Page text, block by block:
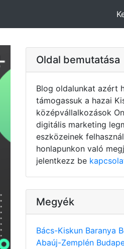
Oldal bemutatása
Blog oldalunkat azért
támogassuk a hazai
középvállalkozások
digitális marketing
eszközeinek
honlapunkon való
jelentkezz be
Megyék
Bács-Kiskun Baranya
Abaúj-Zemplén